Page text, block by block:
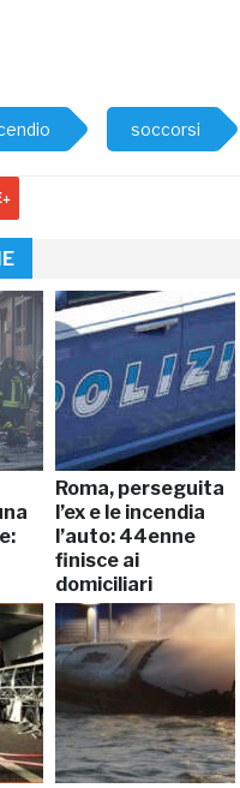
soccorsi
Roma, perseguita
l’ex e le incendia
l’auto: 44enne
finisce ai
domiciliari